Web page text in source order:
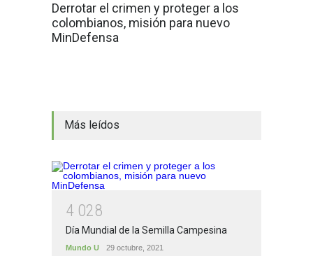
Derrotar el crimen y proteger a los
colombianos, misión para nuevo
MinDefensa
Más leídos
4 028
Día Mundial de la Semilla Campesina
Mundo U 29 octubre, 2021